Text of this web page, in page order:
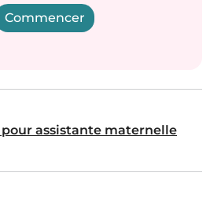
Commencer
assistante maternelle